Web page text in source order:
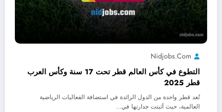
Nidjobs.com
التطوع في كأس العالم قطر تحت 17 سنة وكأس العرب
قطر 2025
تُعد قطر واحدة من الدول الرائدة في استضافة الفعاليات الرياضية
العالمية، حيث أثبتت جدارتها في…